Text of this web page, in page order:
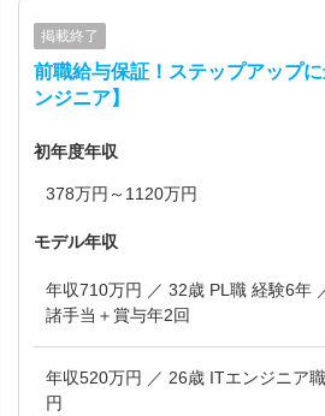
掲載終了
前職給与保証！ステップアップ
ンジニア】
初年度年収
378万円～1120万円
モデル年収
年収710万円 ／ 32歳 PL職 経験6年 ／ 月給50万8000円＋
諸手当＋賞与年2回
年収520万円 ／ 26歳 ITエンジニア職 経験3年 ／ 月給35万
円